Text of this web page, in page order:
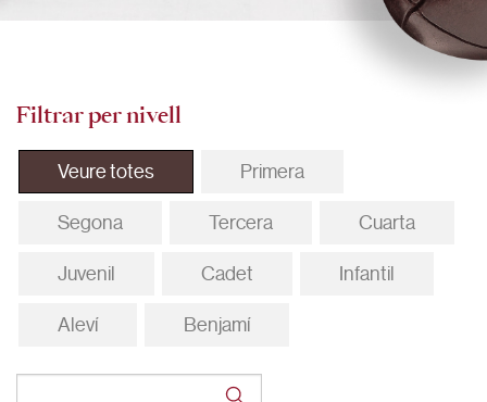
Filtrar per nivell
Veure totes Primera
Segona Tercera Cuarta
Juvenil Cadet Infantil
Aleví Benjamí